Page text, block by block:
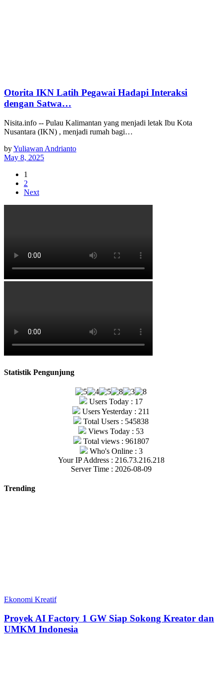
Otorita IKN Latih Pegawai Hadapi Interaksi
dengan Satwa…
Nisita.info -- Pulau Kalimantan yang menjadi letak Ibu Kota
Nusantara (IKN) , menjadi rumah bagi…
byYuliawan Andrianto
May 8, 2025
1
2
Next
Statistik Pengunjung
Users Today : 17
Users Yesterday : 211
Total Users : 545838
Views Today : 53
Total views : 961807
Who's Online : 3
Your IP Address : 216.73.216.218
Server Time : 2026-08-09
Trending
Ekonomi Kreatif
Proyek AI Factory 1 GW Siap Sokong Kreator dan
UMKM Indonesia